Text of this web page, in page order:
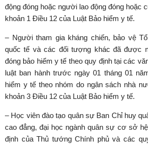
động đóng hoặc người lao động đóng hoặc
khoản 1 Điều 12 của Luật Bảo hiểm y tế.
– Người tham gia kháng chiến, bảo vệ
quốc tế và các đối tượng khác đã được
đóng bảo hiểm y tế theo quy định tại các
luật ban hành trước ngày 01 tháng 01
hiểm y tế theo nhóm do ngân sách nhà
khoản 3 Điều 12 của Luật Bảo hiểm y tế.
– Học viên đào tạo quân sự Ban Chỉ huy
cao đẳng, đại học ngành quân sự cơ sở
định của Thủ tướng Chính phủ và các